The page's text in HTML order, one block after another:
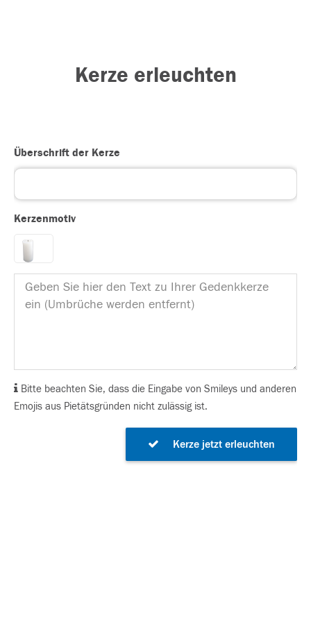
Kerze erleuchten
Überschrift der Kerze
Kerzenmotiv
Bitte beachten Sie, dass die Eingabe von Smileys und anderen
Emojis aus Pietätsgründen nicht zulässig ist.
Kerze jetzt erleuchten